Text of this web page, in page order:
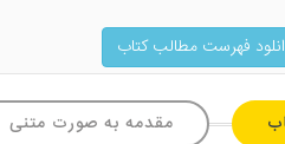
فهرست مطالب کتاب
مقدمه به صورت متنی